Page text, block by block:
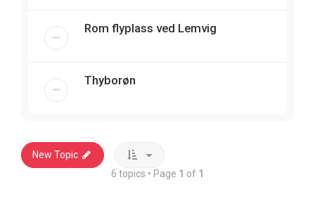
Rom flyplass ved Lemvig
Thyborøn
New Topic
6 topics • Page 1 of 1